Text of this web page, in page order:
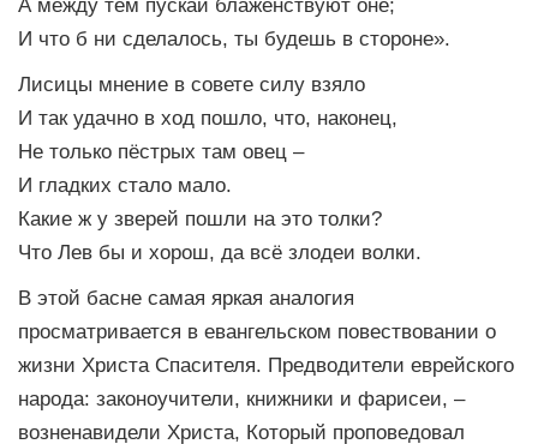
И что б ни сделалось, ты будешь в стороне».
Лисицы мнение в совете силу взяло
И так удачно в ход пошло, что, наконец,
Не только пёстрых там овец –
И гладких стало мало.
Какие ж у зверей пошли на это толки?
Что Лев бы и хорош, да всё злодеи волки.
В этой басне самая яркая аналогия
просматривается в евангельском повествовании о
жизни Христа Спасителя. Предводители еврейского
народа: законоучители, книжники и фарисеи, –
возненавидели Христа, Который проповедовал